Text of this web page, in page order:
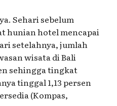
Sehari sebelum
hunian hotel mencapai
setelahnya, jumlah
wisata di Bali
sehingga tingkat
tinggal 1,13 persen
(Kompas,